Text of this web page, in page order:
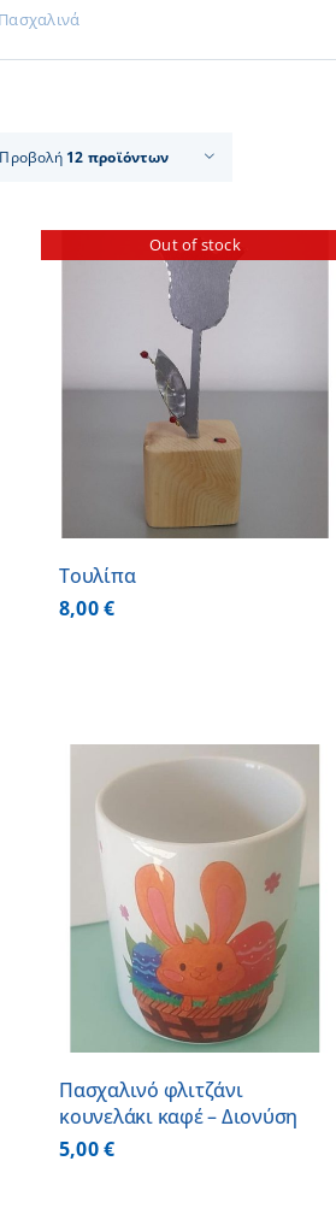
Πασχαλινά
Προβολή 12 προϊόντων
Out of stock
Τουλίπα
8,00€
ΠΡΟΣΘΗΚΗ ΣΤΟ ΚΑΛΑΘΙ
Πασχαλινό φλιτζάνι
κουνελάκι καφέ – Διονύση
5,00€
ΠΡΟΣΘΗΚΗ ΣΤΟ ΚΑΛΑΘΙ
ΛΕΠΤΟΜΕΡΕΙΕΣ